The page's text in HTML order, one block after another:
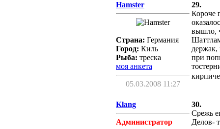
Hamster
Страна: Германия
Город: Киль
Рыба: треска
моя анкета
05.03.2008 11:27
29.
Короче
вышло,
держак,
при
Klang
Администратор
30.
Срежь
Делов-